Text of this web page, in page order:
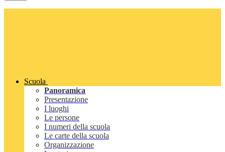
Scuola
Panoramica
Presentazione
I luoghi
Le persone
I numeri della scuola
Le carte della scuola
Organizzazione